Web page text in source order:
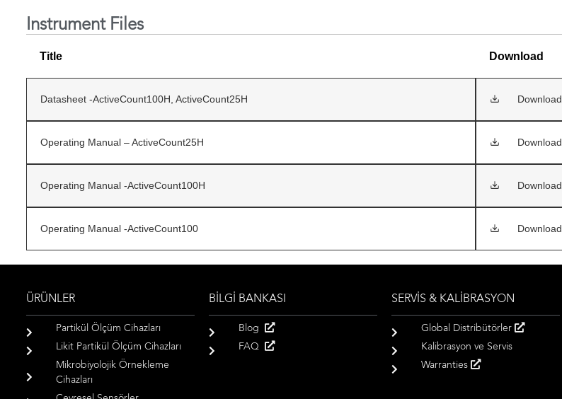
Instrument Files
Title Download
Datasheet -ActiveCount100H, ActiveCount25H Download
Operating Manual – ActiveCount25H Download
Operating Manual -ActiveCount100H Download
Operating Manual -ActiveCount100 Download
ÜRÜNLER
Partikül Ölçüm Cihazları
Likit Partikül Ölçüm Cihazları
Mikrobiyolojik Örnekleme
Cihazları
BİLGİ BANKASI
Blog
FAQ
SERVİS & KALİBRASYON
Global Distribütörler
Kalibrasyon ve Servis
Warranties